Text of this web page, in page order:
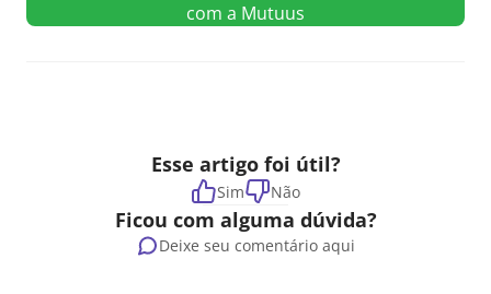
com a Mutuus
Esse artigo foi útil?
Sim Não
Ficou com alguma dúvida?
Deixe seu comentário aqui